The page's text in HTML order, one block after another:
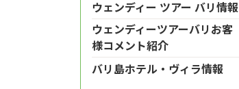
ウェンディー ツアー バリ情報
ウェンディーツアーバリお客
様コメント紹介
バリ島ホテル・ヴィラ情報